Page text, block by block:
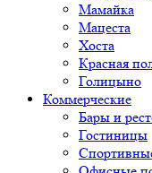
Мамайка
Мацеста
Хоста
Красная
Голицыно
Коммерческие
Бары и
Гостиницы